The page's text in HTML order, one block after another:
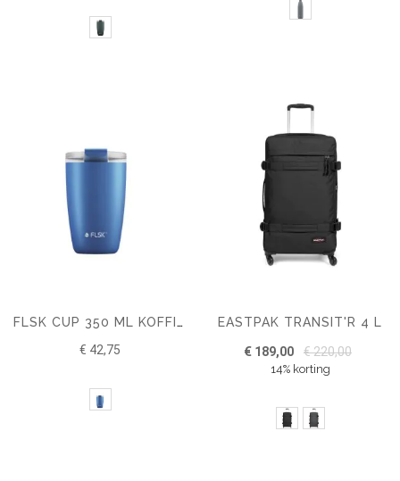
FLSK CUP 350 ML KOFFIE TO GO BEKER NEXT GEN
€ 42,75
EASTPAK TRANSIT'R 4 L
€ 189,00 € 220,00
14% korting